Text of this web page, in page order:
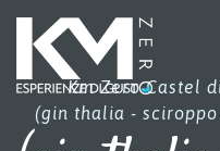
Km Zero Castel
(gin thalia -